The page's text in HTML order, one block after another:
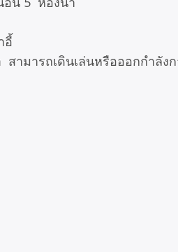
อี้
สามารถเดินเล่นหรือออกกำลัง